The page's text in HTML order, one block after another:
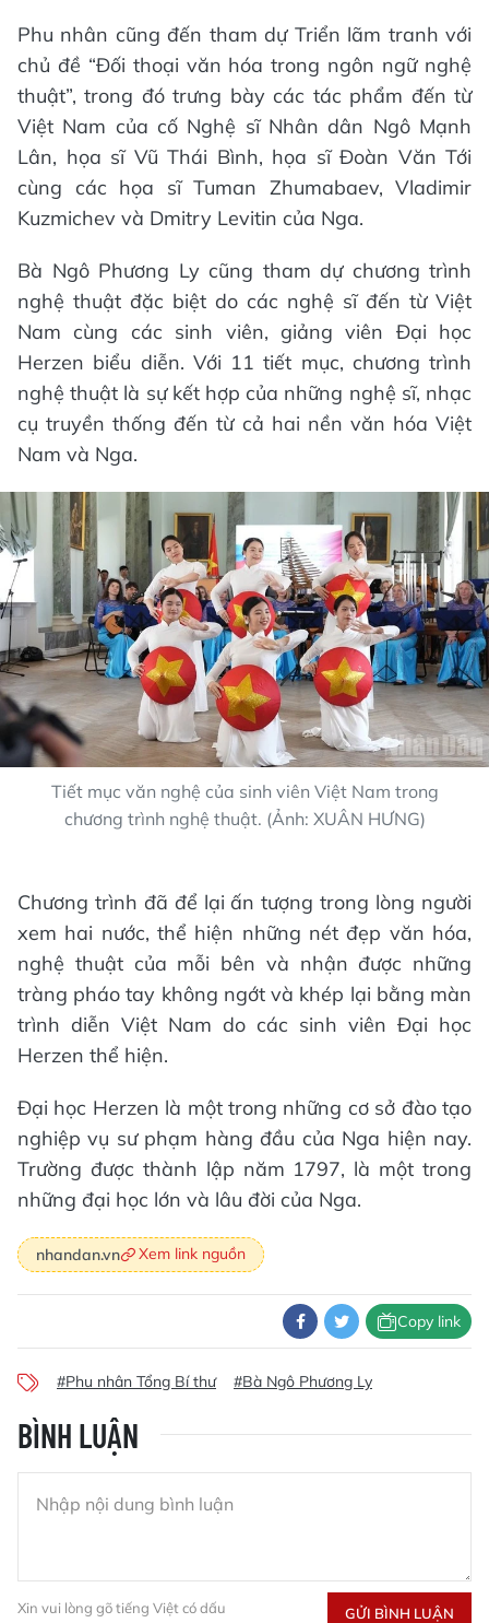
Phu nhân cũng đến tham dự Triển lãm tranh với
chủ đề “Đối thoại văn hóa trong ngôn ngữ nghệ
thuật”, trong đó trưng bày các tác phẩm đến từ
Việt Nam của cố Nghệ sĩ Nhân dân Ngô Mạnh
Lân, họa sĩ Vũ Thái Bình, họa sĩ Đoàn Văn Tới
cùng các họa sĩ Tuman Zhumabaev, Vladimir
Kuzmichev và Dmitry Levitin của Nga.
Bà Ngô Phương Ly cũng tham dự chương trình
nghệ thuật đặc biệt do các nghệ sĩ đến từ Việt
Nam cùng các sinh viên, giảng viên Đại học
Herzen biểu diễn. Với 11 tiết mục, chương trình
nghệ thuật là sự kết hợp của những nghệ sĩ, nhạc
cụ truyền thống đến từ cả hai nền văn hóa Việt
Nam và Nga.
Tiết mục văn nghệ của sinh viên Việt Nam trong
chương trình nghệ thuật. (Ảnh: XUÂN HƯNG)
Chương trình đã để lại ấn tượng trong lòng người
xem hai nước, thể hiện những nét đẹp văn hóa,
nghệ thuật của mỗi bên và nhận được những
tràng pháo tay không ngớt và khép lại bằng màn
trình diễn Việt Nam do các sinh viên Đại học
Herzen thể hiện.
Đại học Herzen là một trong những cơ sở đào tạo
nghiệp vụ sư phạm hàng đầu của Nga hiện nay.
Trường được thành lập năm 1797, là một trong
những đại học lớn và lâu đời của Nga.
nhandan.vn Xem link nguồn
Copy link
#Phu nhân Tổng Bí thư #Bà Ngô Phương Ly
BÌNH LUẬN
Xin vui lòng gõ tiếng Việt có dấu GỬI BÌNH LUẬN